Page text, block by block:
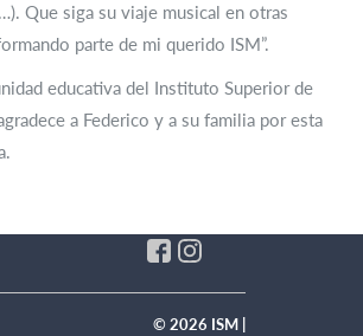
Que siga su viaje musical en otras
parte de mi querido ISM”.
educativa del Instituto Superior de
a Federico y a su familia por esta
© 2026 ISM |